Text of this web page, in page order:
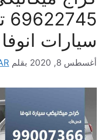
سيارات
أغسطس 8, 2020 بقلم